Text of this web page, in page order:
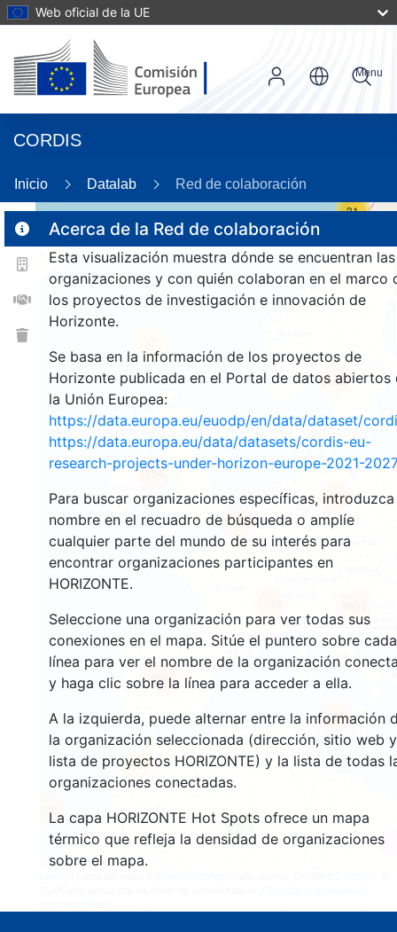
Web oficial de la UE
CORDIS
Menu
Inicio Datalab Red de colaboración
Acerca de la Red de colaboración
Esta visualización muestra dónde se encuentran las
organizaciones y con quién colaboran en el marco
los proyectos de investigación e innovación de
Horizonte.
Se basa en la información de los proyectos de
Horizonte publicada en el Portal de datos abiertos
la Unión Europea:
https://data.europa.eu/euodp/en/data/dataset/
https://data.europa.eu/data/datasets/cordis-eu-
research-projects-under-horizon-europe-2021-2027
Para buscar organizaciones específicas, introduzca
nombre en el recuadro de búsqueda o amplíe
cualquier parte del mundo de su interés para
encontrar organizaciones participantes en
HORIZONTE.
Seleccione una organización para ver todas sus
conexiones en el mapa. Sitúe el puntero sobre cada
línea para ver el nombre de la organización
y haga clic sobre la línea para acceder a ella.
A la izquierda, puede alternar entre la información
la organización seleccionada (dirección, sitio web y
lista de proyectos HORIZONTE) y la lista de todas
organizaciones conectadas.
La capa HORIZONTE Hot Spots ofrece un mapa
térmico que refleja la densidad de organizaciones
sobre el mapa.
7
160
56
5657
31
2840
1594
13035
481
4528